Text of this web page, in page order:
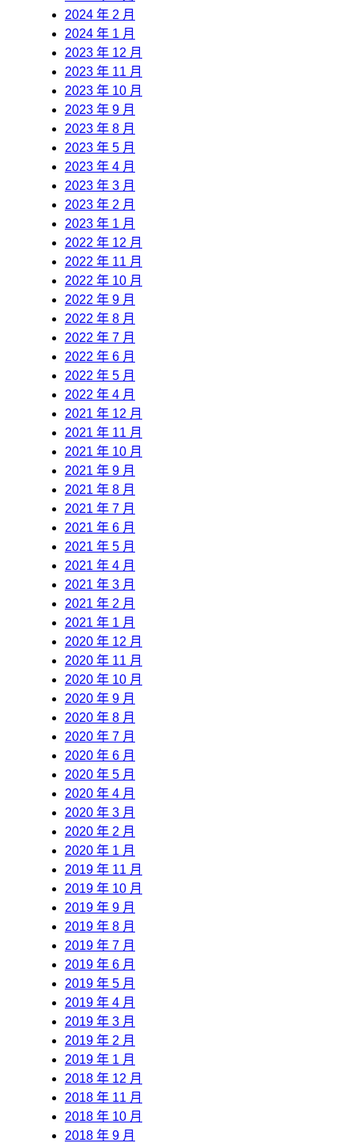
2024 年 2 月
2024 年 1 月
2023 年 12 月
2023 年 11 月
2023 年 10 月
2023 年 9 月
2023 年 8 月
2023 年 5 月
2023 年 4 月
2023 年 3 月
2023 年 2 月
2023 年 1 月
2022 年 12 月
2022 年 11 月
2022 年 10 月
2022 年 9 月
2022 年 8 月
2022 年 7 月
2022 年 6 月
2022 年 5 月
2022 年 4 月
2021 年 12 月
2021 年 11 月
2021 年 10 月
2021 年 9 月
2021 年 8 月
2021 年 7 月
2021 年 6 月
2021 年 5 月
2021 年 4 月
2021 年 3 月
2021 年 2 月
2021 年 1 月
2020 年 12 月
2020 年 11 月
2020 年 10 月
2020 年 9 月
2020 年 8 月
2020 年 7 月
2020 年 6 月
2020 年 5 月
2020 年 4 月
2020 年 3 月
2020 年 2 月
2020 年 1 月
2019 年 11 月
2019 年 10 月
2019 年 9 月
2019 年 8 月
2019 年 7 月
2019 年 6 月
2019 年 5 月
2019 年 4 月
2019 年 3 月
2019 年 2 月
2019 年 1 月
2018 年 12 月
2018 年 11 月
2018 年 10 月
2018 年 9 月